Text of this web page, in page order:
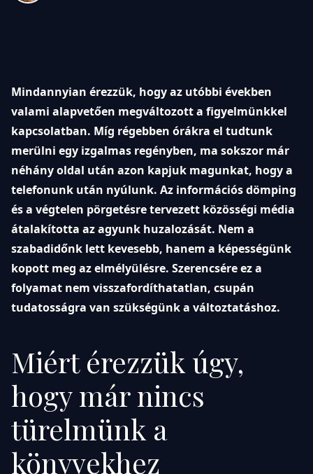
Mindannyian érezzük, hogy az utóbbi években
valami alapvetően megváltozott a figyelmünkkel
kapcsolatban. Míg régebben órákra el tudtunk
merülni egy izgalmas regényben, ma sokszor már
néhány oldal után azon kapjuk magunkat, hogy a
telefonunk után nyúlunk. Az információs dömping
és a végtelen pörgetésre tervezett közösségi média
átalakította az agyunk huzalozását. Nem a
szabadidőnk lett kevesebb, hanem a képességünk
kopott meg az elmélyülésre. Szerencsére ez a
folyamat nem visszafordíthatatlan, csupán
tudatosságra van szükségünk a változtatáshoz.
Miért érezzük úgy,
hogy már nincs
türelmünk a
könyvekhez